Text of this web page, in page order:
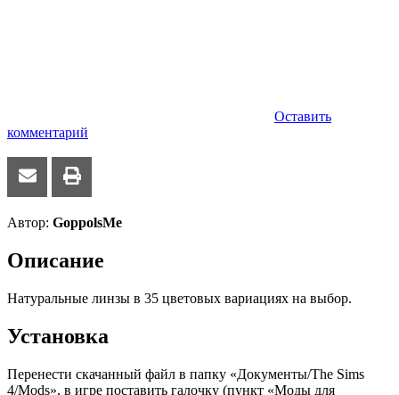
Оставить
комментарий
Автор: GoppolsMe
Описание
Натуральные линзы в 35 цветовых вариациях на выбор.
Установка
Перенести скачанный файл в папку «Документы/The Sims
4/Mods», в игре поставить галочку (пункт «Моды для